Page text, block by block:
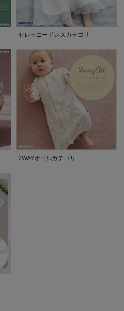
セレモニードレスカテゴリ
2WAYオールカテゴリ